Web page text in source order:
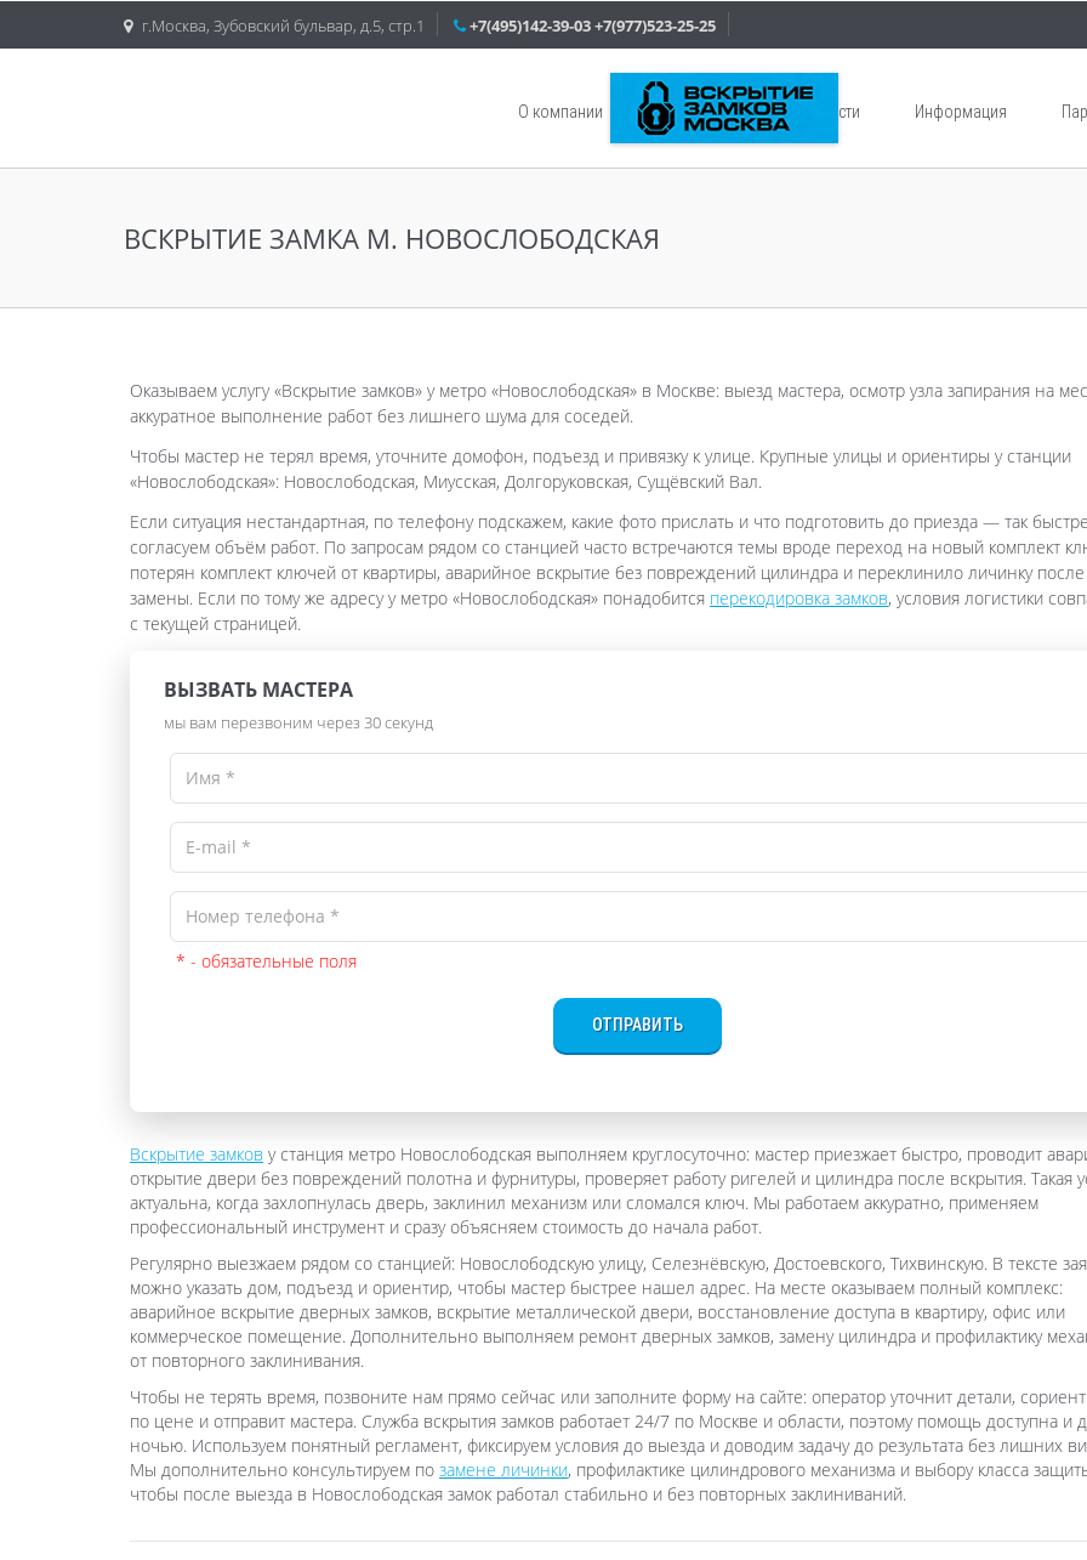
г.Москва, Зубовский бульвар, д.5, стр.1 +7(495)142-39-03+7(977)523-25-25
О компании Услуги Новости Информация
ВСКРЫТИЕ ЗАМКА М. НОВОСЛОБОДСКАЯ
Оказываем услугу «Вскрытие замков» у метро «Новослободская» в Москве: выезд мастера, осмотр узла запирания на
аккуратное выполнение работ без лишнего шума для соседей.
Чтобы мастер не терял время, уточните домофон, подъезд и привязку к улице. Крупные улицы и ориентиры у станции
«Новослободская»: Новослободская, Миусская, Долгоруковская, Сущёвский Вал.
Если ситуация нестандартная, по телефону подскажем, какие фото прислать и что подготовить до приезда — так
согласуем объём работ. По запросам рядом со станцией часто встречаются темы вроде переход на новый комплект
потерян комплект ключей от квартиры, аварийное вскрытие без повреждений цилиндра и переклинило личинку после
замены. Если по тому же адресу у метро «Новослободская» понадобится перекодировка замков, условия логистики
с текущей страницей.
ВЫЗВАТЬ МАСТЕРА
мы вам перезвоним через 30 секунд
* - обязательные поля
ОТПРАВИТЬ
Вскрытие замков у станция метро Новослободская выполняем круглосуточно: мастер приезжает быстро, проводит
открытие двери без повреждений полотна и фурнитуры, проверяет работу ригелей и цилиндра после вскрытия. Такая
актуальна, когда захлопнулась дверь, заклинил механизм или сломался ключ. Мы работаем аккуратно, применяем
профессиональный инструмент и сразу объясняем стоимость до начала работ.
Регулярно выезжаем рядом со станцией: Новослободскую улицу, Селезнёвскую, Достоевского, Тихвинскую. В тексте
можно указать дом, подъезд и ориентир, чтобы мастер быстрее нашел адрес. На месте оказываем полный комплекс:
аварийное вскрытие дверных замков, вскрытие металлической двери, восстановление доступа в квартиру, офис или
коммерческое помещение. Дополнительно выполняем ремонт дверных замков, замену цилиндра и профилактику
от повторного заклинивания.
Чтобы не терять время, позвоните нам прямо сейчас или заполните форму на сайте: оператор уточнит детали,
по цене и отправит мастера. Служба вскрытия замков работает 24/7 по Москве и области, поэтому помощь доступна и
ночью. Используем понятный регламент, фиксируем условия до выезда и доводим задачу до результата без лишних
Мы дополнительно консультируем по замене личинки, профилактике цилиндрового механизма и выбору класса
чтобы после выезда в Новослободская замок работал стабильно и без повторных заклиниваний.